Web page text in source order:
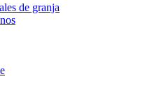
de granja